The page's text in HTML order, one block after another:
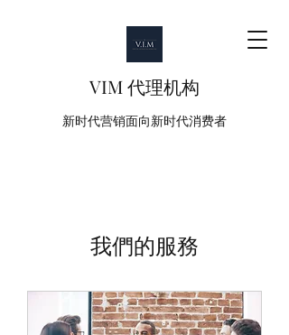
VIM 代理机构
新时代营销面向新时代消费者
我們的服務